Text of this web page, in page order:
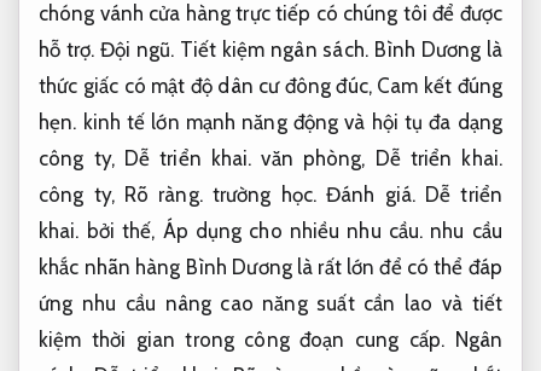
chóng vánh cửa hàng trực tiếp có chúng tôi để được
hỗ trợ. Đội ngũ. Tiết kiệm ngân sách.Bình Dương là
thức giấc có mật độ dân cư đông đúc, Cam kết đúng
hẹn. kinh tế lớn mạnh năng động và hội tụ đa dạng
công ty, Dễ triển khai. văn phòng, Dễ triển khai.
công ty, Rõ ràng.trường học.Đánh giá. Dễ triển
khai. bởi thế, Áp dụng cho nhiều nhu cầu. nhu cầu
khắc nhãn hàng Bình Dương là rất lớn để có thể đáp
ứng nhu cầu nâng cao năng suất cần lao và tiết
kiệm thời gian trong công đoạn cung cấp. Ngân